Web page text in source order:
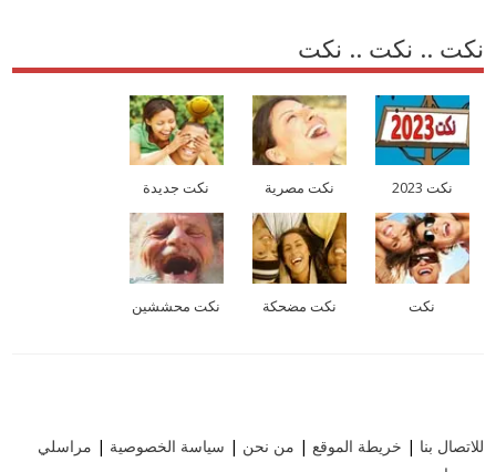
نكت .. نكت .. نكت
نكت 2023 نكت مصرية نكت جديدة
نكت نكت مضحكة نكت محششين
للاتصال بنا | خريطة الموقع | من نحن | سياسة الخصوصية | مراسلي